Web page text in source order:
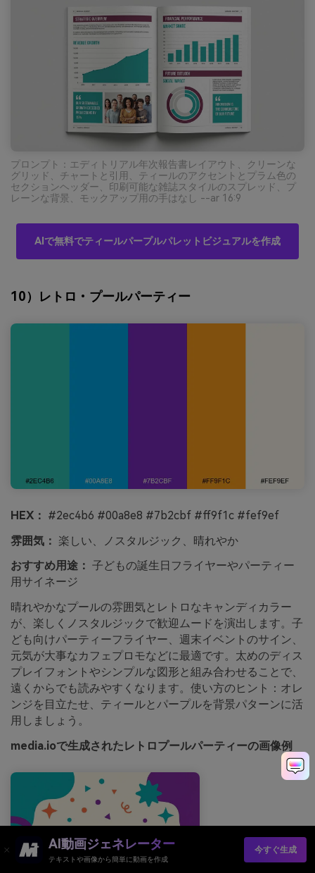
プロンプト：エディトリアル年次報告書レイアウト、クリーンな
グリッド、チャートと引用、ティールのアクセントとプラム色の
セクションヘッダー、印刷可能な雑誌スタイルのスプレッド、プ
レーンな背景、モックアップ用の手はなし --ar 16:9
AIで無料でティールパープルパレットビジュアルを作成
10）レトロ・プールパーティー
HEX： #2ec4b6 #00a8e8 #7b2cbf #ff9f1c #fef9ef
雰囲気： 楽しい、ノスタルジック、晴れやか
おすすめ用途： 子どもの誕生日フライヤーやパーティー
用サイネージ
晴れやかなプールの雰囲気とレトロなキャンディカラー
が、楽しくノスタルジックで歓迎ムードを演出します。子
ども向けパーティーフライヤー、週末イベントのサイン、
元気が大事なカフェプロモなどに最適です。太めのディス
プレイフォントやシンプルな図形と組み合わせることで、
遠くからでも読みやすくなります。使い方のヒント：オレ
ンジを目立たせ、ティールとパープルを背景パターンに活
用しましょう。
media.ioで生成されたレトロプールパーティーの画像例
AI動画ジェネレーター
テキストや画像から簡単に動画を作成
今すぐ生成